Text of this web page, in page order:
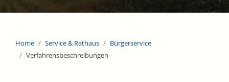
Home Service & Rathaus
Bürgerservice
Verfahrensbeschreibungen